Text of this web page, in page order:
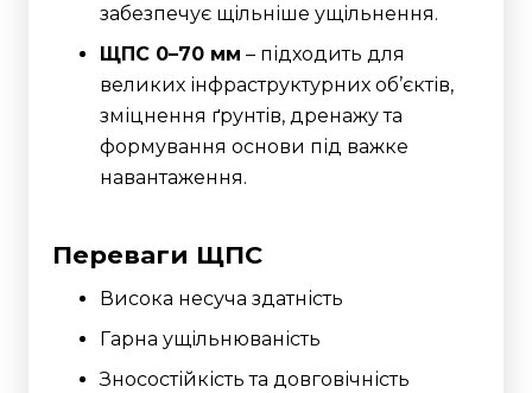
забезпечує щільніше ущільнення.
ЩПС 0–70 мм – підходить для
великих інфраструктурних об’єктів,
зміцнення ґрунтів, дренажу та
формування основи під важке
навантаження.
Переваги ЩПС
Висока несуча здатність
Гарна ущільнюваність
Зносостійкість та довговічність